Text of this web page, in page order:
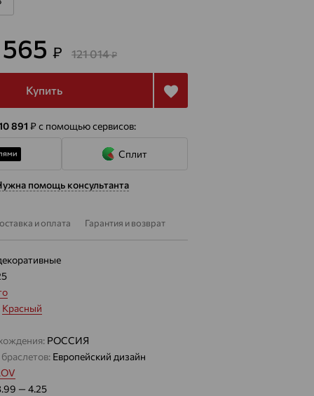
₽ 121 014₽
Купить
891 ₽с помощью сервисов:
Сплит
помощь консультанта
и оплата Гарантия и возврат
Красный
РОССИЯ
Европейский дизайн
— 4.25